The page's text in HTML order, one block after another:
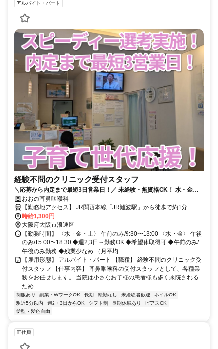
アルバイト・パート
経験不問のクリニック受付スタッフ
＼応募から内定まで最短3日営業日！／ 未経験・無資格OK！ 水・金・
土のみ×週2日～ 無理なく働ける環境です♪
おおの耳鼻咽喉科
【勤務地アクセス】 JR関西本線「JR難波駅」から徒歩で約1分
Osaka Metro四つ橋線「なんば駅」から徒歩で約3分 南海本線「なん
ば駅」から徒歩で約5分 ＊駅チカ好立地 〇自転車通勤OK（無料駐輪
場あり）
時給1,300円
大阪府大阪市浪速区
【勤務時間】 〈水・金・土〉 午前のみ/9:30〜13:00 〈水・金〉 午後
のみ/15:00〜18:30 ◆週2,3日～勤務OK ◆希望休取得可 ◆午前のみ/
午後のみ勤務 ◆残業少なめ （月平均...
【雇用形態】 アルバイト・パート 【職種】 経験不問のクリニック受
付スタッフ 【仕事内容】 耳鼻咽喉科の受付スタッフとして、各種業
務をお任せします。 当院は小さなお子様の患者様も多く来院される
ため...
制服あり 副業・WワークOK 長期 転勤なし 未経験者歓迎
ネイルOK
駅近5分以内
週2・3日からOK シフト制 長期休暇あり
ピアスOK
髪型・髪色自由
正社員